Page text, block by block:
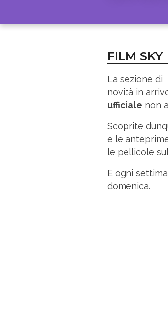
FILM SKY
La sezione di
novità in
ufficiale non
Scoprite
e le
le pellicole
E ogni
domenica.